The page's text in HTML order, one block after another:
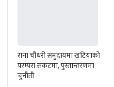
राना चौधरी समुदायमा खटियाको
परम्परा संकटमा, पुस्तान्तरणमा
चुनौती